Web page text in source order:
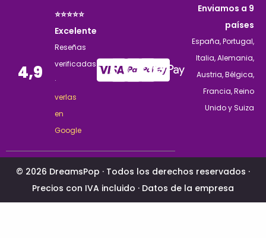
4,9
⭐⭐⭐⭐⭐
Excelente
Reseñas
verificadas
·
verlas
en
Google
Enviamos a 9
países
España, Portugal,
Italia, Alemania,
Austria, Bélgica,
Francia, Reino
Unido y Suiza
© 2026 DreamsPop · Todos los derechos reservados ·
Precios con IVA incluido · Datos de la empresa